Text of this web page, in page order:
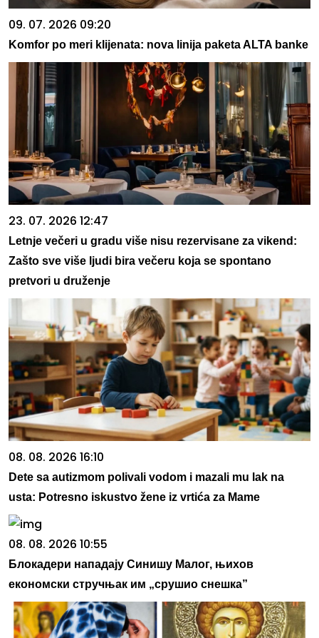
09. 07. 2026 09:20
Komfor po meri klijenata: nova linija paketa ALTA banke
23. 07. 2026 12:47
Letnje večeri u gradu više nisu rezervisane za vikend:
Zašto sve više ljudi bira večeru koja se spontano
pretvori u druženje
08. 08. 2026 16:10
Dete sa autizmom polivali vodom i mazali mu lak na
usta: Potresno iskustvo žene iz vrtića za Mame
08. 08. 2026 10:55
Блокадери нападају Синишу Малог, њихов
економски стручњак им „срушио снешка”